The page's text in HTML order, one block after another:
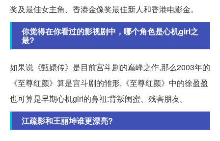
奖及最佳女主角、香港金像奖最佳新人和香港电影金。
你觉得在你看过的影视剧中，哪个角色是心机girl之
最?
如果说《甄嬛传》是目前宫斗剧的巅峰之作,那么2003年的
《至尊红颜》算是宫斗剧的雏形,《至尊红颜》中的徐盈盈
也可算是早期心机girl的鼻祖:背叛闺蜜、残害朋友。
江疏影和王丽坤谁更漂亮?